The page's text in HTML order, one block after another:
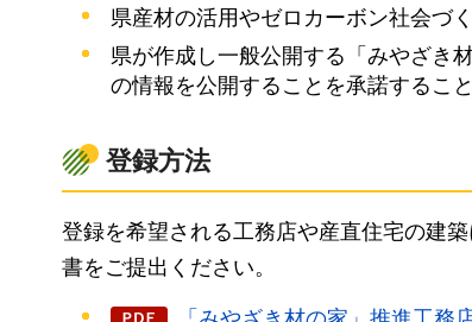
県産材の活用やゼロカーボン社会づ
県が作成し一般公開する「みやざき
の情報を公開することを承諾すること
登録方法
登録を希望される工務店や産直住宅の建
書をご提出ください。